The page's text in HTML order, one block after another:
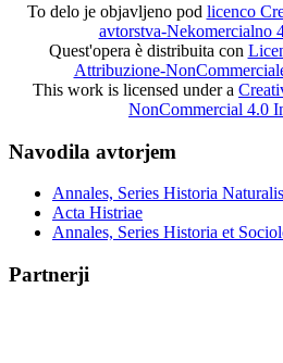
To delo je objavljeno pod licenco
avtorstva-Nekomercialno
Quest'opera è distribuita con
Attribuzione-
This work is licensed under a
NonCommercial 4.0
Navodila avtorjem
Annales, Series Historia Naturalis
Acta Histriae
Annales, Series Historia et
Partnerji